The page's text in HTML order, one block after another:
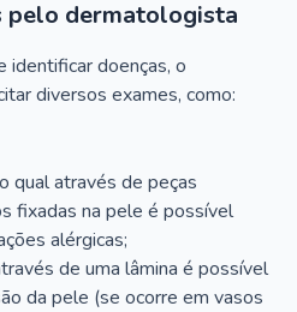
pelo dermatologista
identificar doenças, o
diversos exames, como:
qual através de peças
fixadas na pele é possível
alérgicas;
de uma lâmina é possível
da pele (se ocorre em vasos